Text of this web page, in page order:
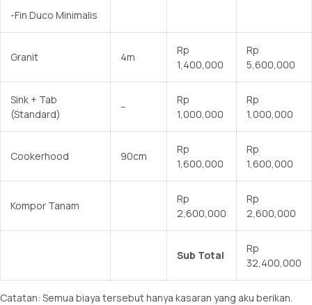
-Fin Duco Minimalis
Granit 4m
Rp
1,400,000
Rp
5,600,000
Sink + Tab
(Standard)
–
Rp
1,000,000
Rp
1,000,000
Cookerhood 90cm
Rp
1,600,000
Rp
1,600,000
Kompor Tanam
Rp
2,600,000
Rp
2,600,000
Sub Total
Rp
32,400,000
Catatan: Semua biaya tersebut hanya kasaran yang aku berikan.